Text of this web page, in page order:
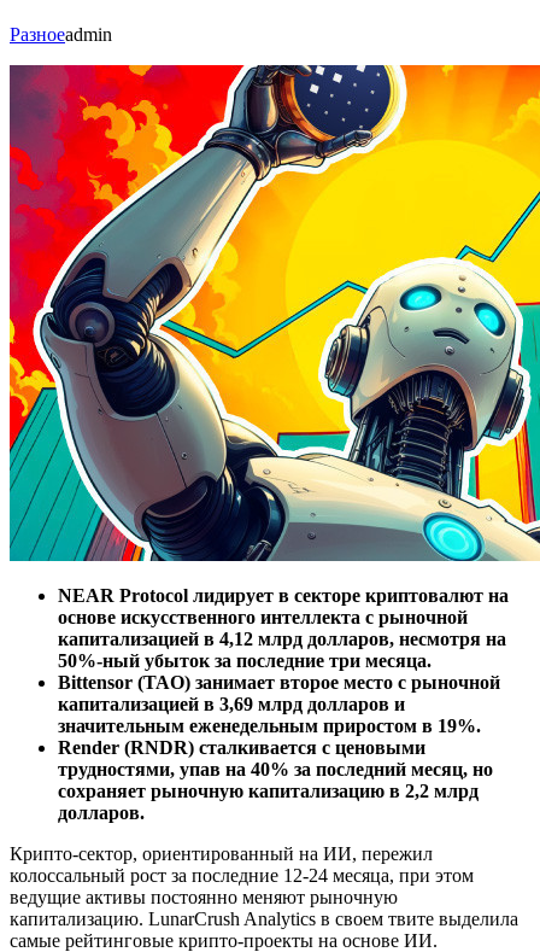
Разноеadmin
NEAR Protocol лидирует в секторе криптовалют на
основе искусственного интеллекта с рыночной
капитализацией в 4,12 млрд долларов, несмотря на
50%-ный убыток за последние три месяца.
Bittensor (TAO) занимает второе место с рыночной
капитализацией в 3,69 млрд долларов и
значительным еженедельным приростом в 19%.
Render (RNDR) сталкивается с ценовыми
трудностями, упав на 40% за последний месяц, но
сохраняет рыночную капитализацию в 2,2 млрд
долларов.
Крипто-сектор, ориентированный на ИИ, пережил
колоссальный рост за последние 12-24 месяца, при этом
ведущие активы постоянно меняют рыночную
капитализацию. LunarCrush Analytics в своем твите выделила
самые рейтинговые крипто-проекты на основе ИИ.